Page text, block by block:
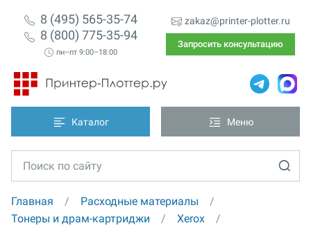
8 (495) 565-35-74
8 (800) 775-35-94
пн–пт 9:00–18:00
zakaz@printer-plotter.ru
Запросить консультацию
Каталог Меню
Главная
Расходные материалы
Тонеры и драм-картриджи
Xerox